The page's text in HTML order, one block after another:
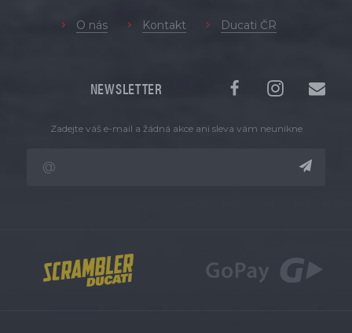
O nás Kontakt Ducati ČR
NEWSLETTER
Zadejte váš e-mail a žádná akce ani sleva vám neunikne